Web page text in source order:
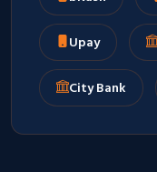
Upay
City Bank